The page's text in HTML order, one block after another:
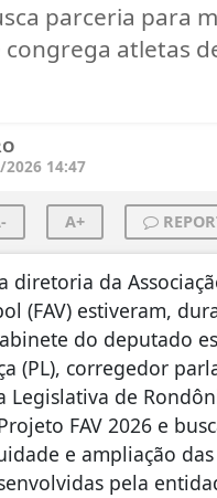
parceria para
atletas
14:47
A+
diretoria da
(FAV) estiveram,
do deputado
(PL), corregedor
Legislativa de
FAV 2026 e
e ampliação das
pela